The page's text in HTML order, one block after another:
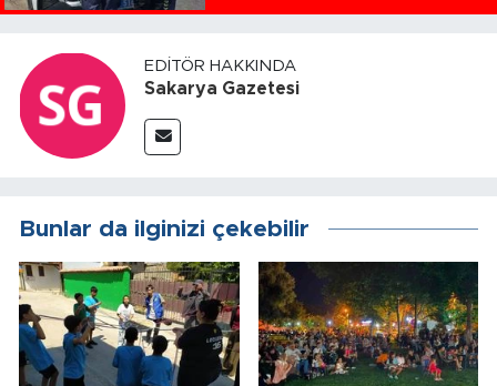
EDITÖR HAKKINDA
Sakarya Gazetesi
Bunlar da ilginizi çekebilir